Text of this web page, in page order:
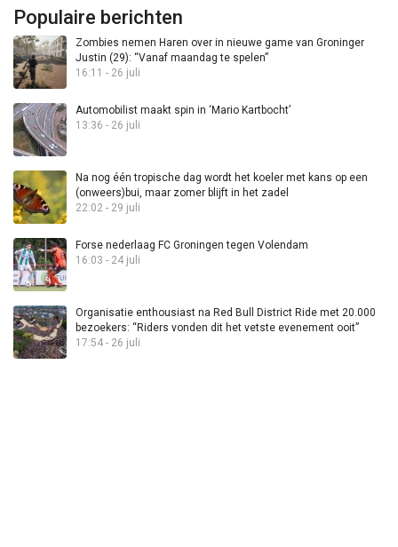
Populaire berichten
Zombies nemen Haren over in nieuwe game van Groninger
Justin (29): “Vanaf maandag te spelen”
16:11 - 26 juli
Automobilist maakt spin in ‘Mario Kartbocht’
13:36 - 26 juli
Na nog één tropische dag wordt het koeler met kans op een
(onweers)bui, maar zomer blijft in het zadel
22:02 - 29 juli
Forse nederlaag FC Groningen tegen Volendam
16:03 - 24 juli
Organisatie enthousiast na Red Bull District Ride met 20.000
bezoekers: “Riders vonden dit het vetste evenement ooit”
17:54 - 26 juli